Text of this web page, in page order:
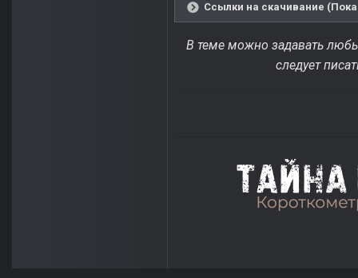
Ссылки на скачивание
В теме можно задавать
следует